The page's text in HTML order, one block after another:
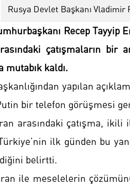
Rusya Devlet Başkanı Vladimir
Recep
çatışmaların bir
kaldı.
yapılan
bir telefon görüşmesi
arasındaki çatışma, ikili
ilk günden bu
belirtti.
ile meselelerin